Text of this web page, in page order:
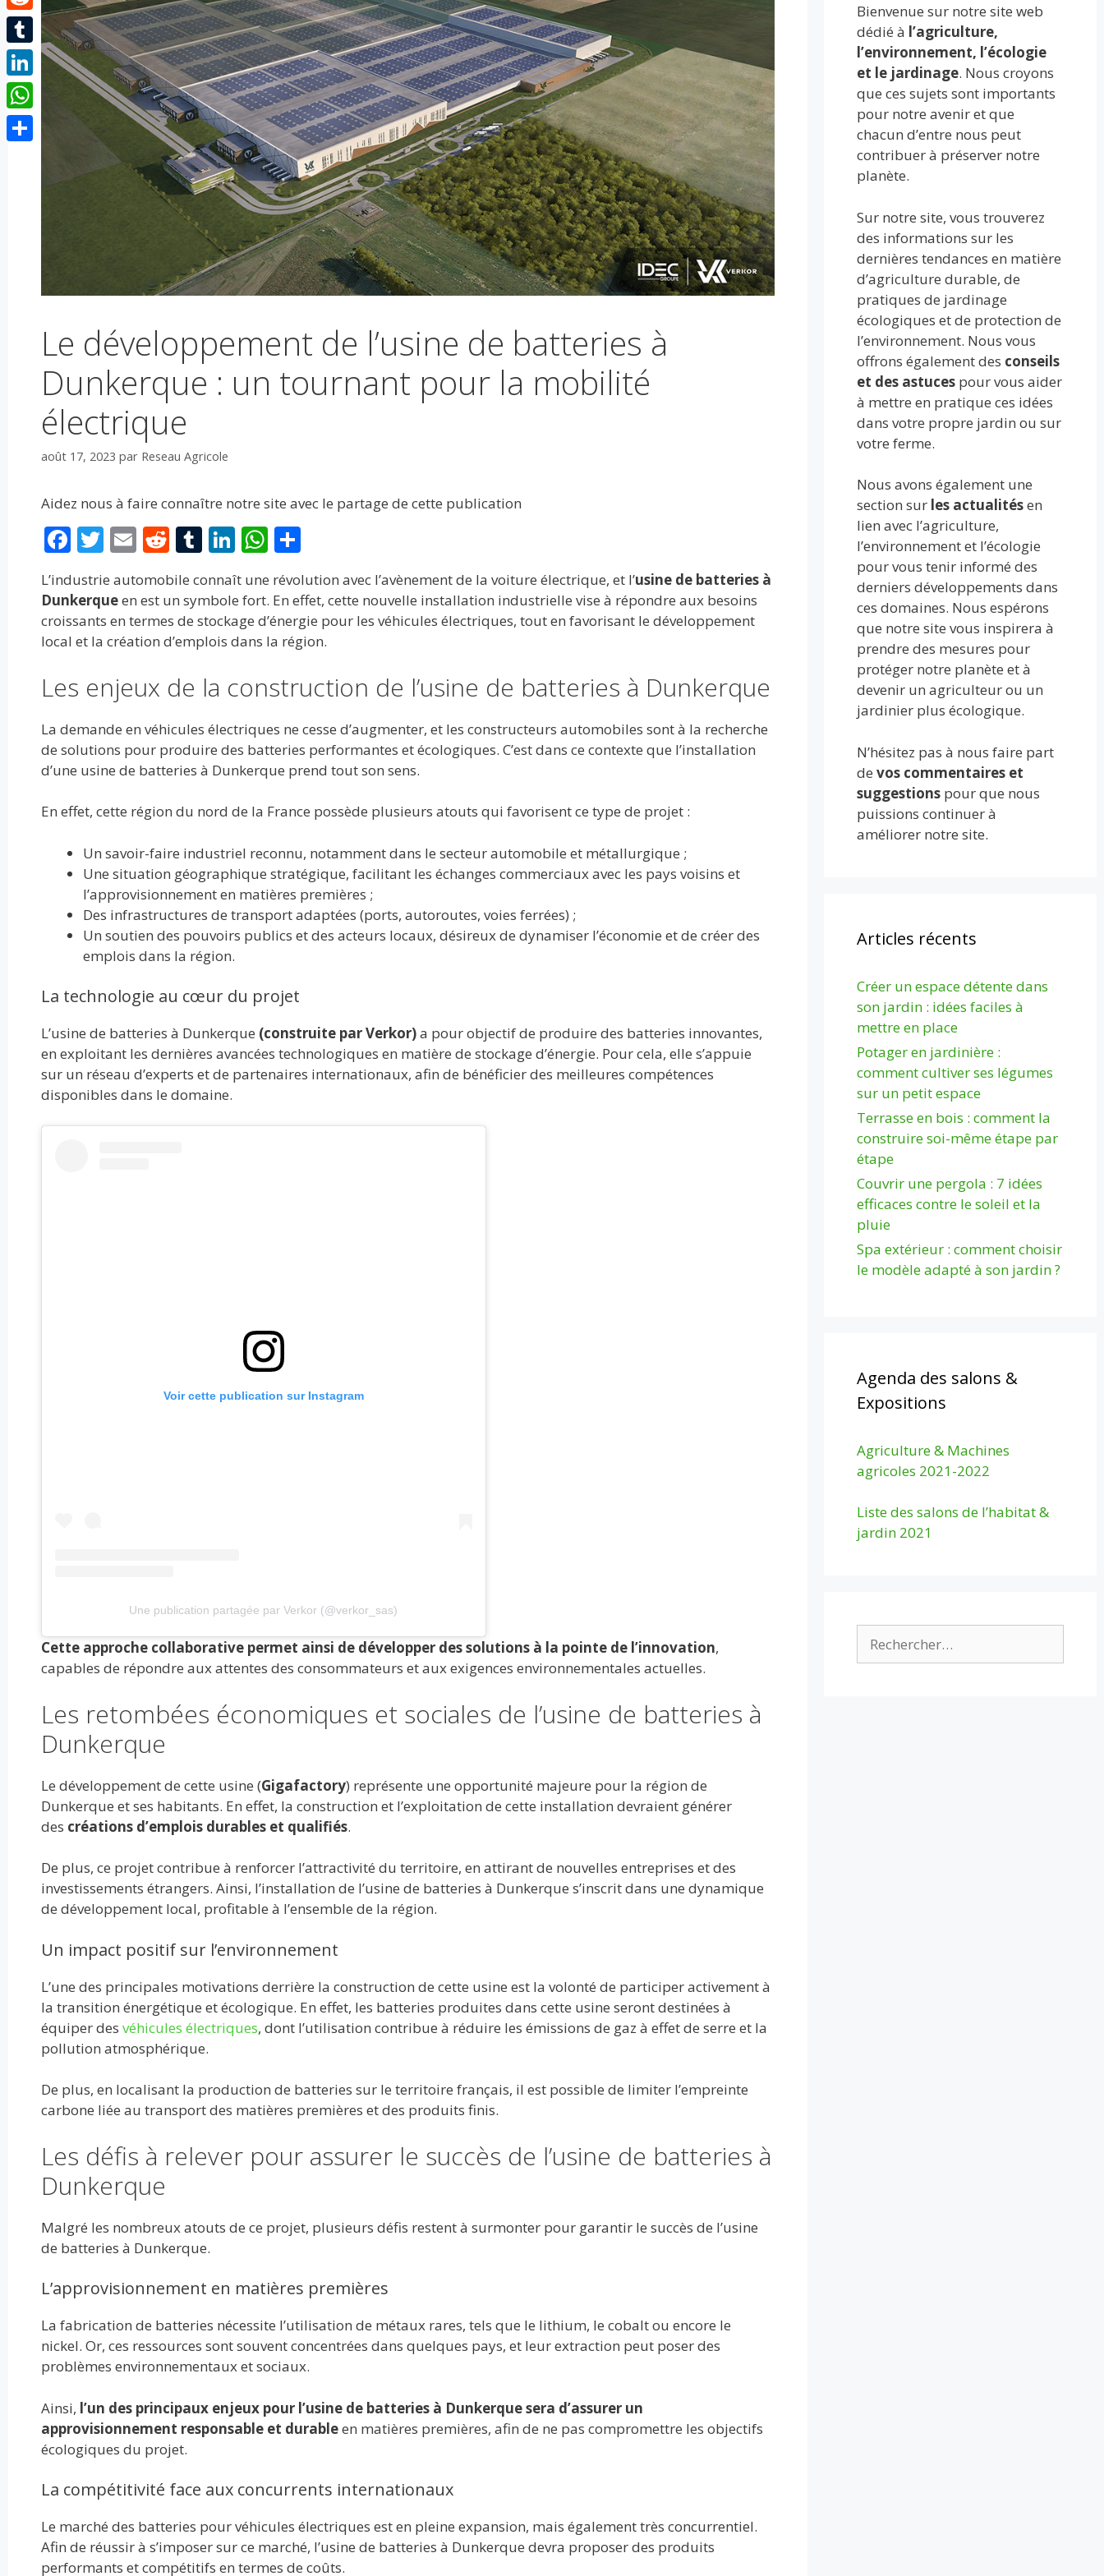
Le développement de l’usine de batteries à
Dunkerque : un tournant pour la mobilité
électrique
août 17, 2023 par Reseau Agricole
Aidez nous à faire connaître notre site avec le partage de cette publication
F
ac
e
b
o
k
T
itt
er
E
ai
l
R
e
d
di
t
T
m
bl
r
Li
n
k
e
dI
W
h
at
s
A
p
p
P
ar
ta
g
er
L’industrie automobile connaît une révolution avec l’avènement de la voiture électrique, et l’usine de batteries à
Dunkerqueen est un symbole fort. En effet, cette nouvelle installation industrielle vise à répondre aux besoins
croissants en termes de stockage d’énergie pour les véhicules électriques, tout en favorisant le développement
local et la création d’emplois dans la région.
Les enjeux de la construction de l’usine de batteries à Dunkerque
La demande en véhicules électriques ne cesse d’augmenter, et les constructeurs automobiles sont à la recherche
de solutions pour produire des batteries performantes et écologiques. C’est dans ce contexte que l’installation
d’une usine de batteries à Dunkerque prend tout son sens.
En effet, cette région du nord de la France possède plusieurs atouts qui favorisent ce type de projet :
Un savoir-faire industriel reconnu, notamment dans le secteur automobile et métallurgique ;
Une situation géographique stratégique, facilitant les échanges commerciaux avec les pays voisins et
l’approvisionnement en matières premières ;
Des infrastructures de transport adaptées (ports, autoroutes, voies ferrées) ;
Un soutien des pouvoirs publics et des acteurs locaux, désireux de dynamiser l’économie et de créer des
emplois dans la région.
La technologie au cœur du projet
L’usine de batteries à Dunkerque (construite par Verkor)a pour objectif de produire des batteries innovantes,
en exploitant les dernières avancées technologiques en matière de stockage d’énergie. Pour cela, elle s’appuie
sur un réseau d’experts et de partenaires internationaux, afin de bénéficier des meilleures compétences
disponibles dans le domaine.
Voir cette publication sur Instagram
Une publication partagée par Verkor (@verkor_sas)
Cette approche collaborative permet ainsi de développer des solutions à la pointe de l’innovation,
capables de répondre aux attentes des consommateurs et aux exigences environnementales actuelles.
Les retombées économiques et sociales de l’usine de batteries à
Dunkerque
Le développement de cette usine (Gigafactory) représente une opportunité majeure pour la région de
Dunkerque et ses habitants. En effet, la construction et l’exploitation de cette installation devraient générer
des créations d’emplois durables et qualifiés.
De plus, ce projet contribue à renforcer l’attractivité du territoire, en attirant de nouvelles entreprises et des
investissements étrangers. Ainsi, l’installation de l’usine de batteries à Dunkerque s’inscrit dans une dynamique
de développement local, profitable à l’ensemble de la région.
Un impact positif sur l’environnement
L’une des principales motivations derrière la construction de cette usine est la volonté de participer activement à
la transition énergétique et écologique. En effet, les batteries produites dans cette usine seront destinées à
équiper des véhicules électriques, dont l’utilisation contribue à réduire les émissions de gaz à effet de serre et la
pollution atmosphérique.
De plus, en localisant la production de batteries sur le territoire français, il est possible de limiter l’empreinte
carbone liée au transport des matières premières et des produits finis.
Les défis à relever pour assurer le succès de l’usine de batteries à
Dunkerque
Malgré les nombreux atouts de ce projet, plusieurs défis restent à surmonter pour garantir le succès de l’usine
de batteries à Dunkerque.
L’approvisionnement en matières premières
La fabrication de batteries nécessite l’utilisation de métaux rares, tels que le lithium, le cobalt ou encore le
nickel. Or, ces ressources sont souvent concentrées dans quelques pays, et leur extraction peut poser des
problèmes environnementaux et sociaux.
Ainsi, l’un des principaux enjeux pour l’usine de batteries à Dunkerque sera d’assurer un
approvisionnement responsable et durableen matières premières, afin de ne pas compromettre les objectifs
écologiques du projet.
La compétitivité face aux concurrents internationaux
Le marché des batteries pour véhicules électriques est en pleine expansion, mais également très concurrentiel.
Afin de réussir à s’imposer sur ce marché, l’usine de batteries à Dunkerque devra proposer des produits
performants et compétitifs en termes de coûts.
Bienvenue sur notre site web
dédié à l’agriculture,
l’environnement, l’écologie
et le jardinage. Nous croyons
que ces sujets sont importants
pour notre avenir et que
chacun d’entre nous peut
contribuer à préserver notre
planète.
Sur notre site, vous trouverez
des informations sur les
dernières tendances en matière
d’agriculture durable, de
pratiques de jardinage
écologiques et de protection de
l’environnement. Nous vous
offrons également des conseils
et des astuces pour vous aider
à mettre en pratique ces idées
dans votre propre jardin ou sur
votre ferme.
Nous avons également une
section sur les actualitésen
lien avec l’agriculture,
l’environnement et l’écologie
pour vous tenir informé des
derniers développements dans
ces domaines. Nous espérons
que notre site vous inspirera à
prendre des mesures pour
protéger notre planète et à
devenir un agriculteur ou un
jardinier plus écologique.
N’hésitez pas à nous faire part
devos commentaires et
suggestions pour que nous
puissions continuer à
améliorer notre site.
Articles récents
Créer un espace détente dans
son jardin : idées faciles à
mettre en place
Potager en jardinière :
comment cultiver ses légumes
sur un petit espace
Terrasse en bois : comment la
construire soi-même étape par
étape
Couvrir une pergola : 7 idées
efficaces contre le soleil et la
pluie
Spa extérieur : comment choisir
le modèle adapté à son jardin ?
Agenda des salons &
Expositions
Agriculture & Machines
agricoles 2021-2022
Liste des salons de l’habitat &
jardin 2021
Reddit
Tumblr
LinkedIn
WhatsApp